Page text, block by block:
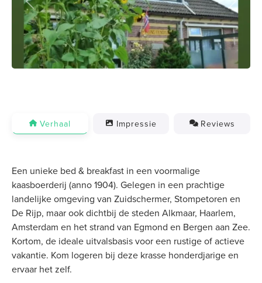
Previous Next
Verhaal Impressie Reviews
Een unieke bed & breakfast in een voormalige
kaasboerderij (anno 1904). Gelegen in een prachtige
landelijke omgeving van Zuidschermer, Stompetoren en
De Rijp, maar ook dichtbij de steden Alkmaar, Haarlem,
Amsterdam en het strand van Egmond en Bergen aan Zee.
Kortom, de ideale uitvalsbasis voor een rustige of actieve
vakantie. Kom logeren bij deze krasse honderdjarige en
ervaar het zelf.